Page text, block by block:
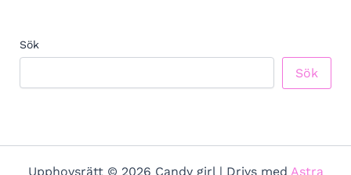
Sök
Sök
Upphovsrätt © 2026 Candy girl | Drivs med Astra